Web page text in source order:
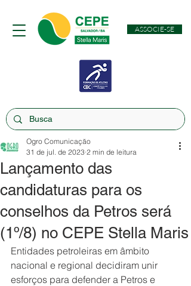
ASSOCIE-SE
Lançamento das
candidaturas para os
conselhos da Petros será
(1º/8) no CEPE Stella Maris
Ogro Comunicação
31 de jul. de 2023 2 min de leitura
Entidades petroleiras em âmbito
nacional e regional decidiram unir
esforços para defender a Petros e